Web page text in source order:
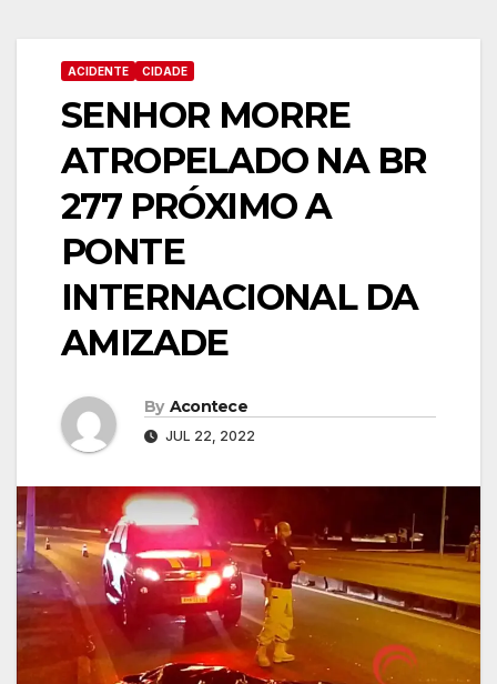
ACIDENTE CIDADE
SENHOR MORRE
ATROPELADO NA BR
277 PRÓXIMO A
PONTE
INTERNACIONAL DA
AMIZADE
By Acontece
JUL 22, 2022